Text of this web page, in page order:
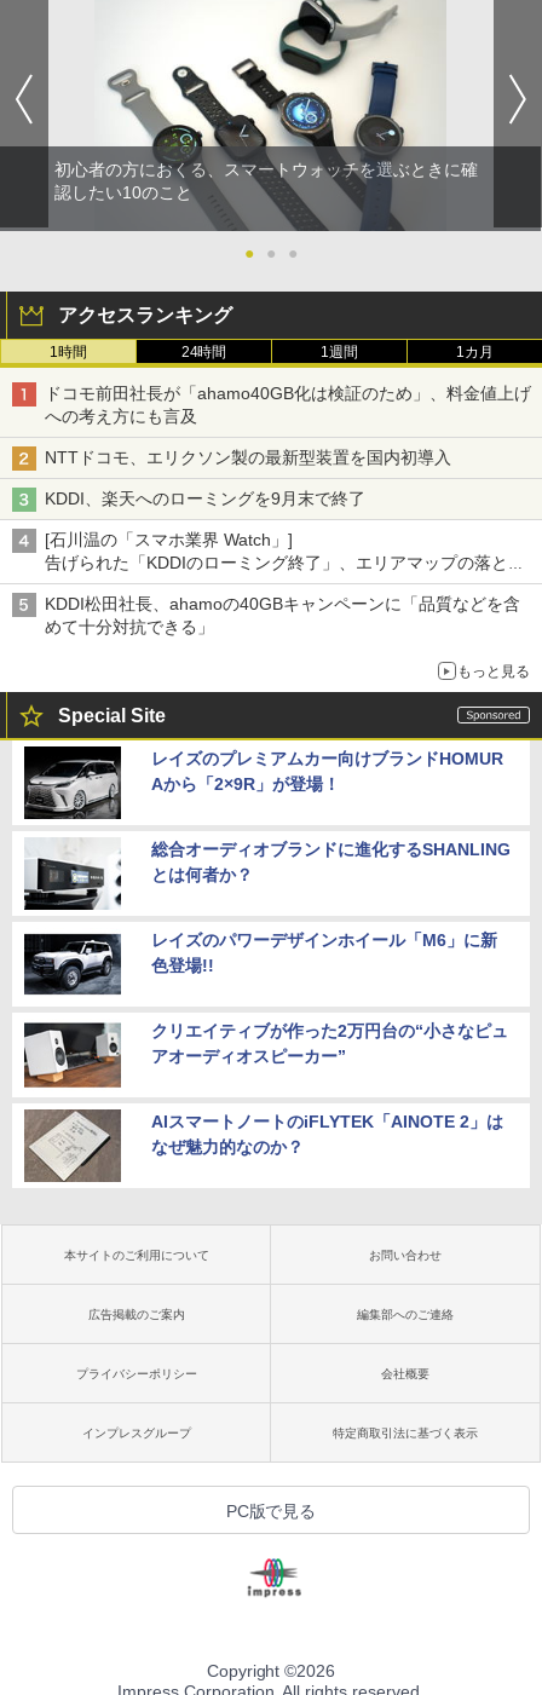
初心者の方におくる、スマートウォッチを選ぶときに確
認したい10のこと
● ● ●
アクセスランキング
1時間 24時間 1週間 1カ月
ドコモ前田社長が「ahamo40GB化は検証のため」、料金値上げ
への考え方にも言及
NTTドコモ、エリクソン製の最新型装置を国内初導入
KDDI、楽天へのローミングを9月末で終了
[石川温の「スマホ業界 Watch」]
告げられた「KDDIのローミング終了」、エリアマップの落とし
穴と楽天モバイルの課題
KDDI松田社長、ahamoの40GBキャンペーンに「品質などを含
めて十分対抗できる」
もっと見る
Special Site
レイズのプレミアムカー向けブランドHOMUR
Aから「2×9R」が登場！
総合オーディオブランドに進化するSHANLING
とは何者か？
レイズのパワーデザインホイール「M6」に新
色登場!!
クリエイティブが作った2万円台の“小さなピュ
アオーディオスピーカー”
AIスマートノートのiFLYTEK「AINOTE 2」は
なぜ魅力的なのか？
本サイトのご利用について お問い合わせ
広告掲載のご案内 編集部へのご連絡
プライバシーポリシー 会社概要
インプレスグループ 特定商取引法に基づく表示
PC版で見る
Copyright ©2026